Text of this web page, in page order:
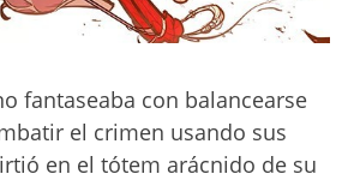
fantaseaba con balancearse
el crimen usando sus
en el tótem arácnido de su